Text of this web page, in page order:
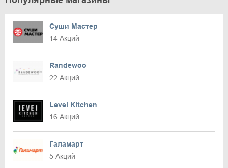
Суши Мастер
14 Акций
Randewoo
22 Акций
Level Kitchen
16 Акций
Галамарт
5 Акций